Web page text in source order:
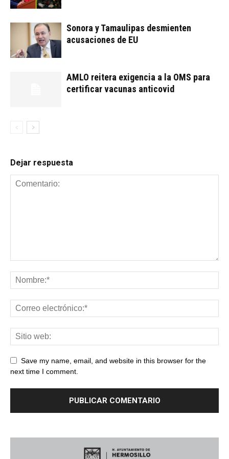
Sonora y Tamaulipas desmienten
acusaciones de EU
AMLO reitera exigencia a la OMS para
certificar vacunas anticovid
Dejar respuesta
Save my name, email, and website in this browser for the
next time I comment.